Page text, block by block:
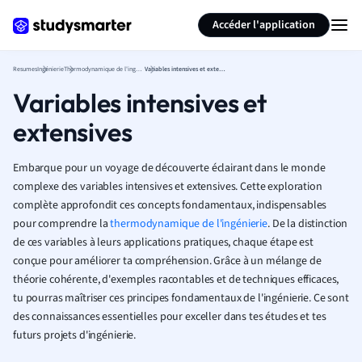
Accéder l'application
ResumesIngénierie Thermodynamique de l'ingénierie Variables intensives et extensives
Variables intensives et
extensives
Embarque pour un voyage de découverte éclairant dans le monde
complexe des variables intensives et extensives. Cette exploration
complète approfondit ces concepts fondamentaux, indispensables
pour comprendre lathermodynamique de l'ingénierie. De la distinction
de ces variables à leurs applications pratiques, chaque étape est
conçue pour améliorer ta compréhension. Grâce à un mélange de
théorie cohérente, d'exemples racontables et de techniques efficaces,
tu pourras maîtriser ces principes fondamentaux de l'ingénierie. Ce sont
des connaissances essentielles pour exceller dans tes études et tes
futurs projets d'ingénierie.
Résumer la page